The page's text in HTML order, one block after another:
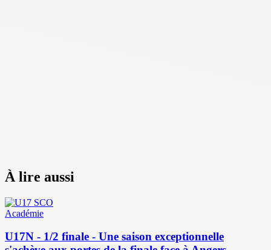
À lire aussi
Académie
U17N - 1/2 finale - Une saison exceptionnelle